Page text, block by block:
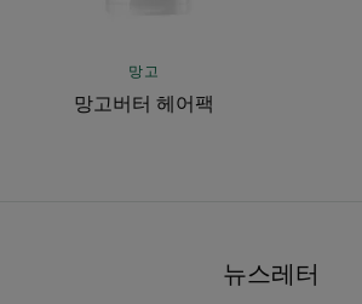
망고
망고버터 헤어팩
뉴스레터